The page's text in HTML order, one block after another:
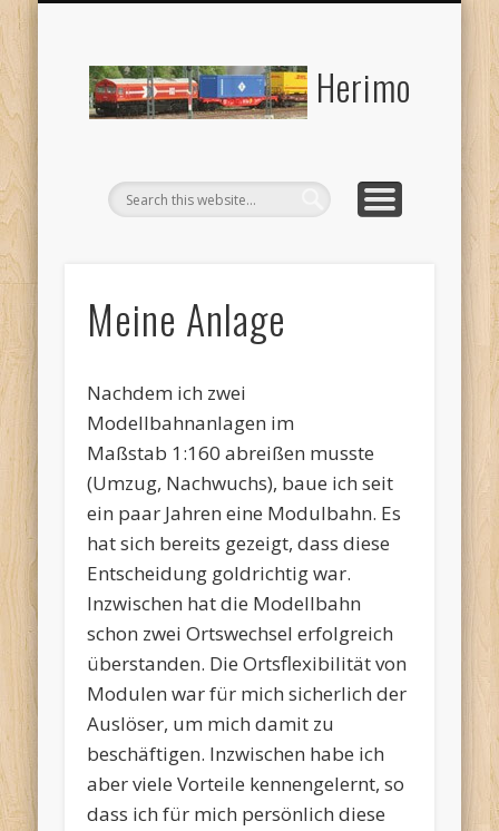
Herimo
Meine Anlage
Nachdem ich zwei
Modellbahnanlagen im
Maßstab 1:160 abreißen musste
(Umzug, Nachwuchs), baue ich seit
ein paar Jahren eine Modulbahn. Es
hat sich bereits gezeigt, dass diese
Entscheidung goldrichtig war.
Inzwischen hat die Modellbahn
schon zwei Ortswechsel erfolgreich
überstanden. Die Ortsflexibilität von
Modulen war für mich sicherlich der
Auslöser, um mich damit zu
beschäftigen. Inzwischen habe ich
aber viele Vorteile kennengelernt, so
dass ich für mich persönlich diese